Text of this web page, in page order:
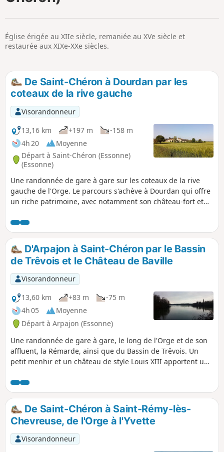
Église érigée au XIIe siècle, remaniée au XVe siècle et
restaurée aux XIXe-XXe siècles.
De Saint-Chéron à Dourdan par les
coteaux de la rive gauche
Visorandonneur
13,16 km
+197 m
-158 m
4h 20
Moyenne
Départ à Saint-Chéron (Essonne)
(Essonne)
Une randonnée de gare à gare sur les coteaux de la rive
gauche de l'Orge. Le parcours s'achève à Dourdan qui offre
un riche patrimoine, avec notamment son château-fort et
D'Arpajon à Saint-Chéron par le Bassin
de Trêvois et le Château de Baville
Visorandonneur
13,60 km
+83 m
-75 m
4h 05
Moyenne
Départ à Arpajon (Essonne)
Une randonnée de gare à gare, le long de l'Orge et de son
affluent, la Rémarde, ainsi que du Bassin de Trêvois. Un
petit menhir et un château de style Louis XIII apportent une
De Saint-Chéron à Saint-Rémy-lès-
Chevreuse, de l'Orge à l'Yvette
Visorandonneur